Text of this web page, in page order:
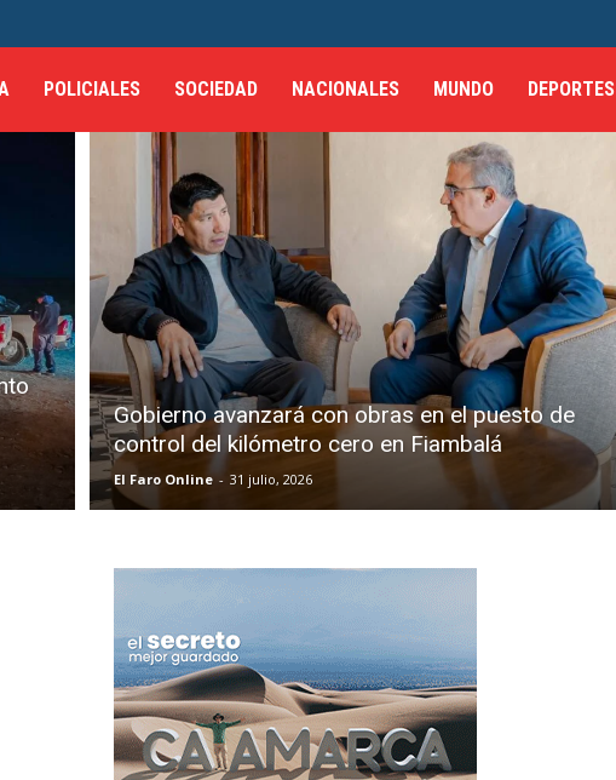
POLICIALES SOCIEDAD NACIONALES MUNDO DEPORTES
Gobierno avanzará con obras en el puesto de
control del kilómetro cero en Fiambalá
El Faro Online - 31 julio, 2026